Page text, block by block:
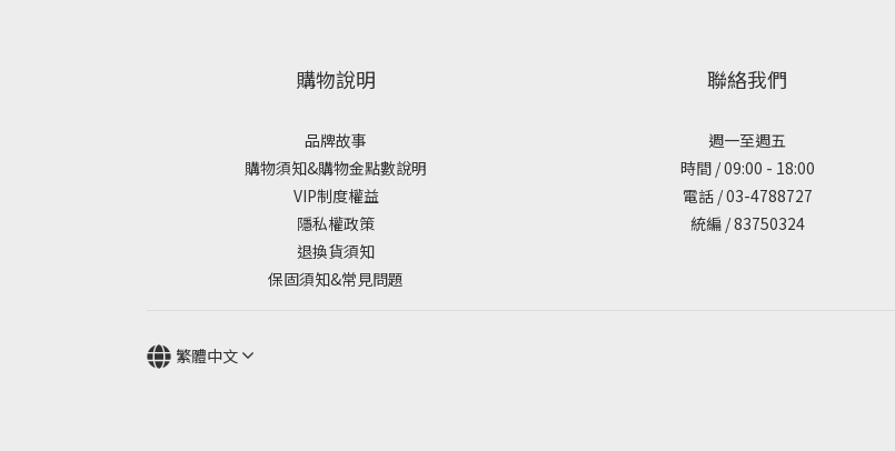
購物說明
品牌故事
購物須知&購物金點數說明
VIP制度權益
隱私權政策
退換貨須知
保固須知&常見問題
聯絡我們
週一至週五
時間 / 09:00 - 18:00
電話 / 03-4788727
統編 / 83750324
繁體中文